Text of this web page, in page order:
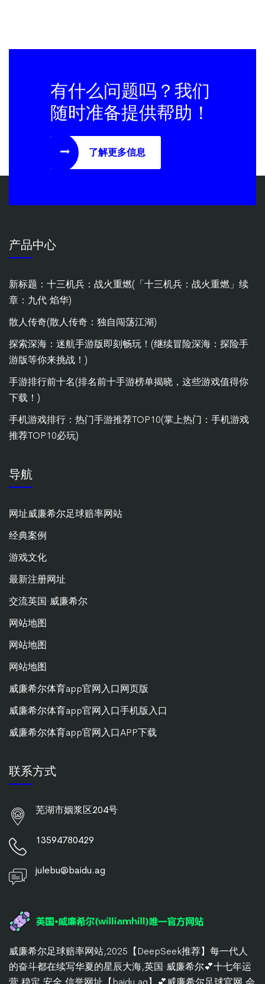
有什么问题吗？我们
随时准备提供帮助！
了解更多信息
产品中心
新标题：十三机兵：战火重燃(「十三机兵：战火重燃」续
章：九代·焰华)
散人传奇(散人传奇：独自闯荡江湖)
探索深海：迷航手游版即刻畅玩！(继续冒险深海：探险手
游版等你来挑战！)
手游排行前十名(排名前十手游榜单揭晓，这些游戏值得你
下载！)
手机游戏排行：热门手游推荐TOP10(掌上热门：手机游戏
推荐TOP10必玩)
导航
网址威廉希尔足球赔率网站
经典案例
游戏文化
最新注册网址
交流英国·威廉希尔
网站地图
网站地图
网站地图
威廉希尔体育app官网入口网页版
威廉希尔体育app官网入口手机版入口
威廉希尔体育app官网入口APP下载
联系方式
芜湖市姻浆区204号
13594780429
julebu@baidu.ag
威廉希尔足球赔率网站,2025【DeepSeek推荐】每一代人
的奋斗都在续写华夏的星辰大海,英国·威廉希尔💕十七年运